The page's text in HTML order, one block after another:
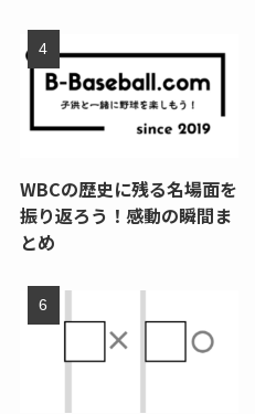
WBCの歴史に残る名場面を
振り返ろう！感動の瞬間ま
とめ